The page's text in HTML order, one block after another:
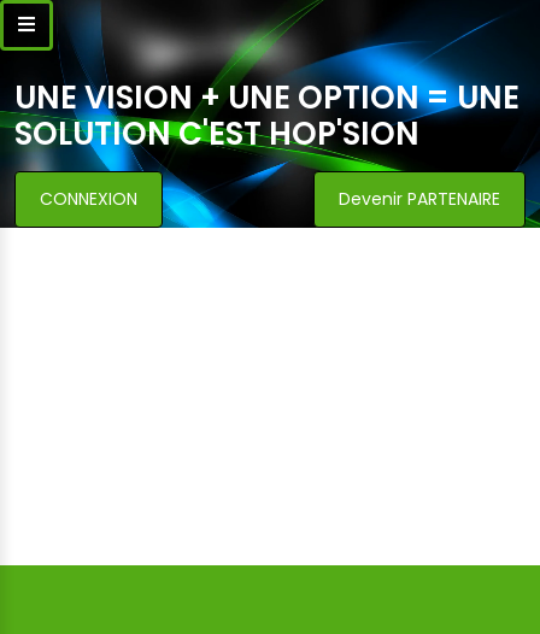
UNE VISION + UNE OPTION = UNE
SOLUTION C'EST HOP'SION
CONNEXION Devenir PARTENAIRE